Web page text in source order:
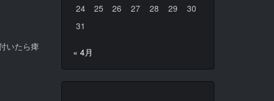
いたら痺
24
25 26 27 28 29
30
31
« 4月